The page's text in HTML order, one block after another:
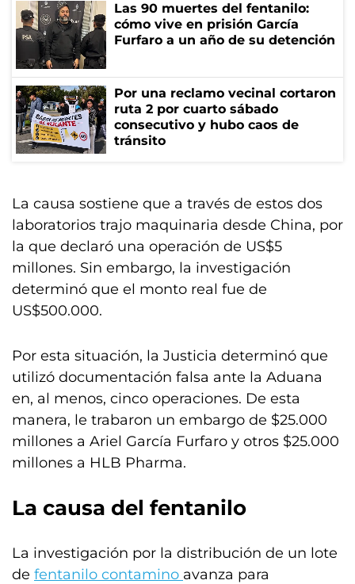
Las 90 muertes del fentanilo:
cómo vive en prisión García
Furfaro a un año de su detención
Por una reclamo vecinal cortaron
ruta 2 por cuarto sábado
consecutivo y hubo caos de
tránsito
La causa sostiene que a través de estos dos
laboratorios trajo maquinaria desde China, por
la que declaró una operación de US$5
millones. Sin embargo, la investigación
determinó que el monto real fue de
US$500.000.
Por esta situación, la Justicia determinó que
utilizó documentación falsa ante la Aduana
en, al menos, cinco operaciones. De esta
manera, le trabaron un embargo de $25.000
millones a Ariel García Furfaro y otros $25.000
millones a HLB Pharma.
La causa del fentanilo
La investigación por la distribución de un lote
de fentanilo contamino avanza para